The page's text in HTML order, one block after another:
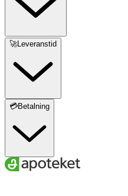
🚀Leveranstid
💳Betalning